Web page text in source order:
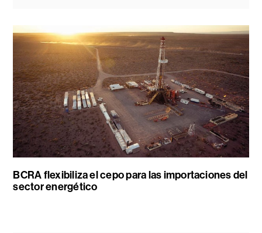
BCRA flexibiliza el cepo para las importaciones del
sector energético